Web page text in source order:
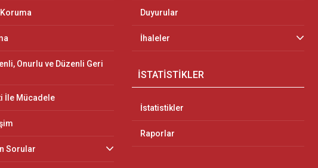
Onurlu ve Düzenli Geri
İle Mücadele
Sorular
Duyurular
İhaleler
İSTATİSTİKLER
İstatistikler
Raporlar